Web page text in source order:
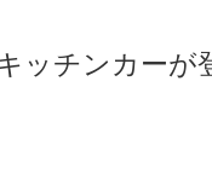
ッチンカーが